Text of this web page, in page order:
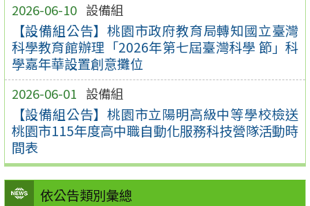
2026-06-10 設備組
【設備組公告】桃園市政府教育局轉知國立臺灣
科學教育館辦理「2026年第七屆臺灣科學 節」科
學嘉年華設置創意攤位
2026-06-01 設備組
【設備組公告】桃園市立陽明高級中等學校檢送
桃園市115年度高中職自動化服務科技營隊活動時
間表
依公告類別彙總